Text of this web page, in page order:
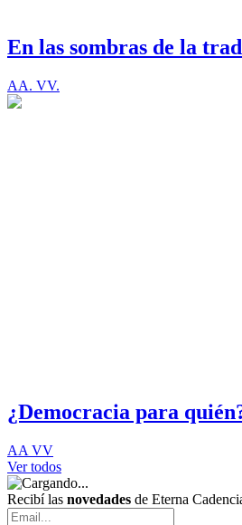
En las sombras de la
AA. VV.
¿Democracia para
AA VV
Ver todos
Recibí las novedades de Eterna